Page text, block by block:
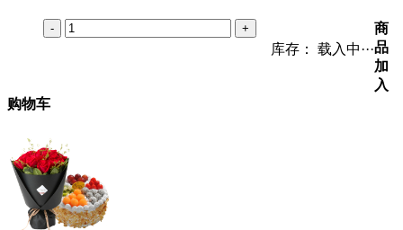
- +
库存： 载入中···
商
品
加
入
购物车